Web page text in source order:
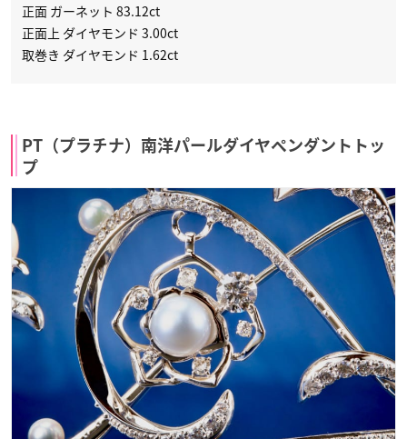
正面 ガーネット 83.12ct
正面上 ダイヤモンド 3.00ct
取巻き ダイヤモンド 1.62ct
PT（プラチナ）南洋パールダイヤペンダントトッ
プ